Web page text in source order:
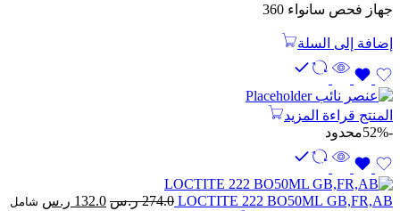
جهاز فحص سانواء 360
إضافة إلى السلة
المنتج قراءة المزيد
-52%
محدود
LOCTITE 222 BO50ML GB,FR,AB
274.0 ر.س السعر
132.0 ر.س السعر
شامل